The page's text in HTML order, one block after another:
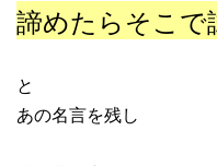
諦めたらそこで
と
あの名言を残し